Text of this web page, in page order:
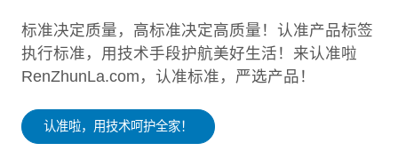
标准决定质量，高标准决定高质量！认准产品标签
执行标准，用技术手段护航美好生活！来认准啦
RenZhunLa.com，认准标准，严选产品！
认准啦，用技术呵护全家！